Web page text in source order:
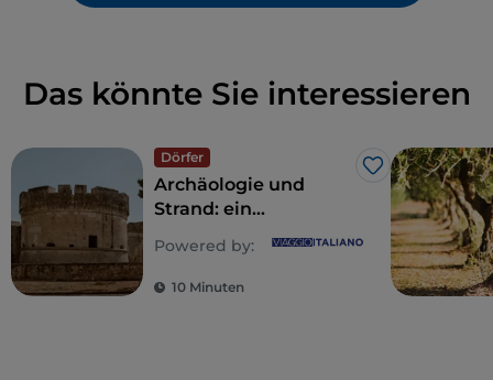
Das könnte Sie interessieren
Dörfer
Like
Archäologie und
Strand: ein
Tagesausflug im
östlichen Apulien
Powered by:
10 Minuten